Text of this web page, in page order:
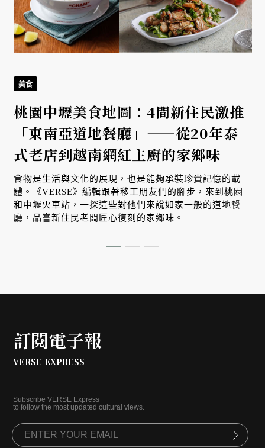
美食
桃園中壢美食地圖：4間新住民激推
「東南亞道地餐廳」——從20年泰
式老店到越南網紅主廚的家鄉味
食物是生活與文化的展現，也是能夠承裝珍貴記憶的載
體。《VERSE》編輯跟著移工朋友們的腳步，來到桃園
和中壢火車站，一探這些對他們來說如家一般的道地餐
廳，品嘗新住民老闆匠心復刻的家鄉味。
訂閱電子報
VERSE EXPRESS
Subscribe VERSE Express
to follow the most updated cultural views.